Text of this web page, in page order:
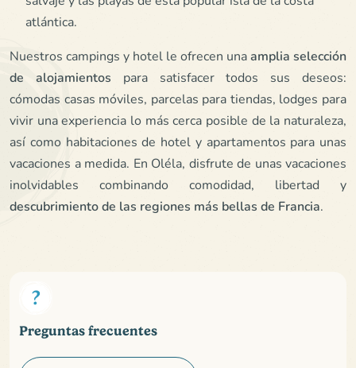
atlántica.
Nuestros campings y hotel le ofrecen unaamplia selección
de alojamientos para satisfacer todos sus deseos:
cómodas casas móviles, parcelas para tiendas, lodges para
vivir una experiencia lo más cerca posible de la naturaleza,
así como habitaciones de hotel y apartamentos para unas
vacaciones a medida. En Oléla, disfrute de unas vacaciones
inolvidables combinando comodidad, libertad y
descubrimiento de las regiones más bellas de Francia.
Preguntas frecuentes